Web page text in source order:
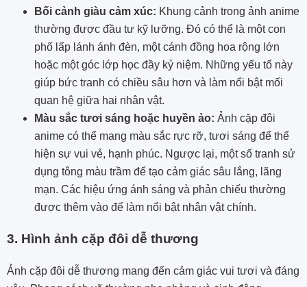
Bối cảnh giàu cảm xúc: Khung cảnh trong ảnh anime
thường được đầu tư kỹ lưỡng. Đó có thể là một con
phố lấp lánh ánh đèn, một cánh đồng hoa rộng lớn
hoặc một góc lớp học đầy kỷ niệm. Những yếu tố này
giúp bức tranh có chiều sâu hơn và làm nổi bật mối
quan hệ giữa hai nhân vật.
Màu sắc tươi sáng hoặc huyền ảo: Ảnh cặp đôi
anime có thể mang màu sắc rực rỡ, tươi sáng để thể
hiện sự vui vẻ, hạnh phúc. Ngược lại, một số tranh sử
dụng tông màu trầm để tạo cảm giác sâu lắng, lãng
mạn. Các hiệu ứng ánh sáng và phản chiếu thường
được thêm vào để làm nổi bật nhân vật chính.
3. Hình ảnh cặp đôi dễ thương
Ảnh cặp đôi dễ thương mang đến cảm giác vui tươi và đáng